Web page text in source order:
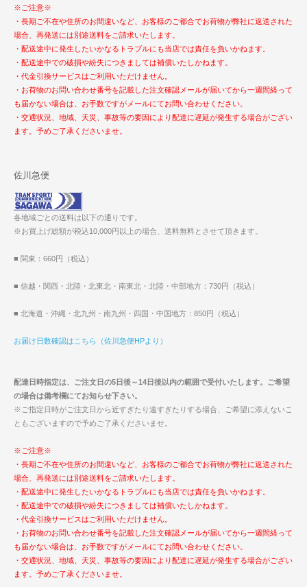
※ご注意※
・長期ご不在や住所のお間違いなど、お客様のご都合でお荷物が弊社に返送された
場合、再発送には別途送料をご請求いたします。
・配送途中に発生したいかなるトラブルにも当店では責任を負いかねます。
・配送途中での破損や紛失につきましては補償いたしかねます。
・代金引換サービスはご利用いただけません。
・お荷物のお問い合わせ番号を記載した注文確認メールが届いてから一週間経って
も届かない場合は、お手数ですがメールにてお問い合わせください。
・交通状況、地域、天災、事故等の要因により配達に遅延が発生する場合がござい
ます。予めご了承くださいませ。
佐川急便
各地域ごとの送料は以下の通りです。
※お買上げ総額が税込10,000円以上の場合、送料無料とさせて頂きます。
■ 関東：660円（税込）
■ 信越・関西・北陸・北東北・南東北・北陸・中部地方：730円（税込）
■ 北海道・沖縄・北九州・南九州・四国・中国地方：850円（税込）
お届け日数確認はこちら（佐川急便HPより）
配達日時指定は、ご注文日の5日後～14日後以内の範囲で受付いたします。ご希望
の場合は備考欄にてお知らせ下さい。
※ご指定日時がご注文日から近すぎたり遠すぎたりする場合、ご希望に添えないこ
ともございますので予めご了承くださいませ。
※ご注意※
・長期ご不在や住所のお間違いなど、お客様のご都合でお荷物が弊社に返送された
場合、再発送には別途送料をご請求いたします。
・配送途中に発生したいかなるトラブルにも当店では責任を負いかねます。
・配送途中での破損や紛失につきましては補償いたしかねます。
・代金引換サービスはご利用いただけません。
・お荷物のお問い合わせ番号を記載した注文確認メールが届いてから一週間経って
も届かない場合は、お手数ですがメールにてお問い合わせください。
・交通状況、地域、天災、事故等の要因により配達に遅延が発生する場合がござい
ます。予めご了承くださいませ。